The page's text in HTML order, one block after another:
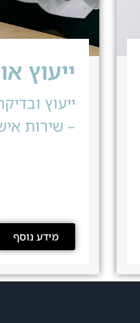
ייעוץ
ייעוץ
– שירות
מידע נוסף